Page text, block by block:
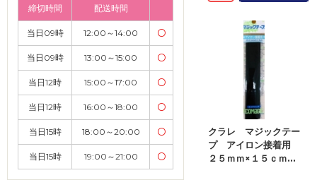
締切時間 配送時間
当日09時 12:00～14:00 〇
当日09時 13:00～15:00 〇
当日12時 15:00～17:00 〇
当日12時 16:00～18:00 〇
当日15時 18:00～20:00 〇
当日15時 19:00～21:00 〇
クラレ マジックテー
プ アイロン接着用
２５ｍｍ×１５ｃｍ...